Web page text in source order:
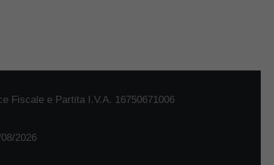
Fiscale e Partita I.V.A. 16750671006
2026